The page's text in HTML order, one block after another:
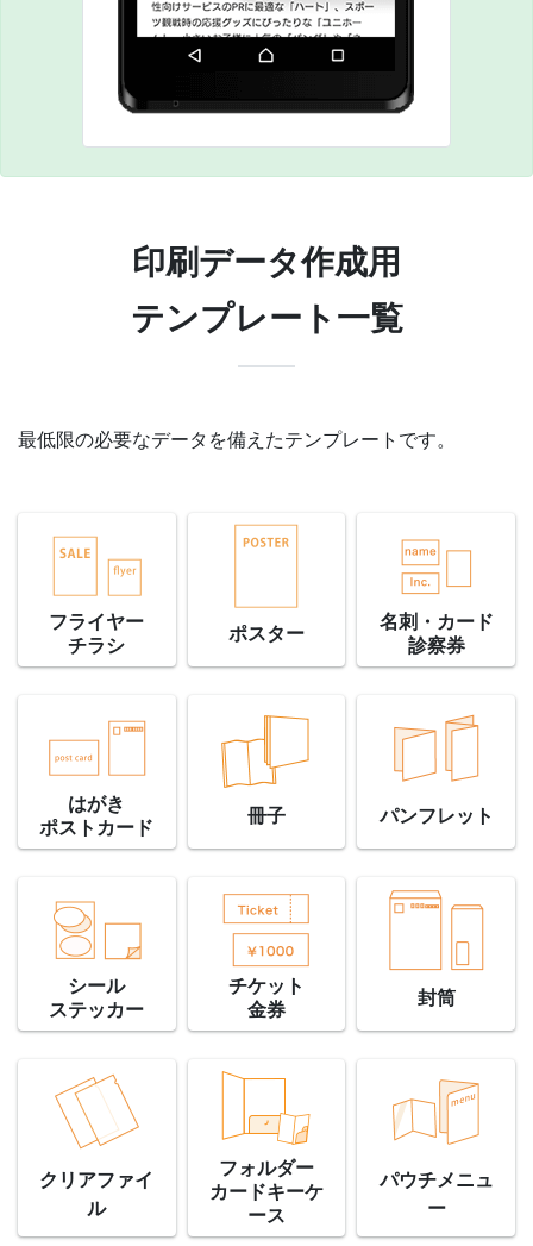
印刷データ作成用
テンプレート一覧
最低限の必要なデータを備えたテンプレートです。
フライヤー
チラシ
ポスター
名刺・カード
診察券
はがき
ポストカード
冊子 パンフレット
シール
ステッカー
チケット
金券
封筒
クリアファイ
ル
フォルダー
カードキーケ
ース
パウチメニュ
ー